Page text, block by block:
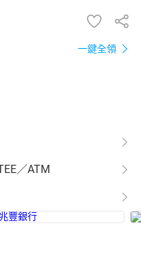
一鍵全領
／ATM